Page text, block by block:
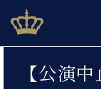
to
content
ベヒシュタインジ
BECHSTEIN
【公演